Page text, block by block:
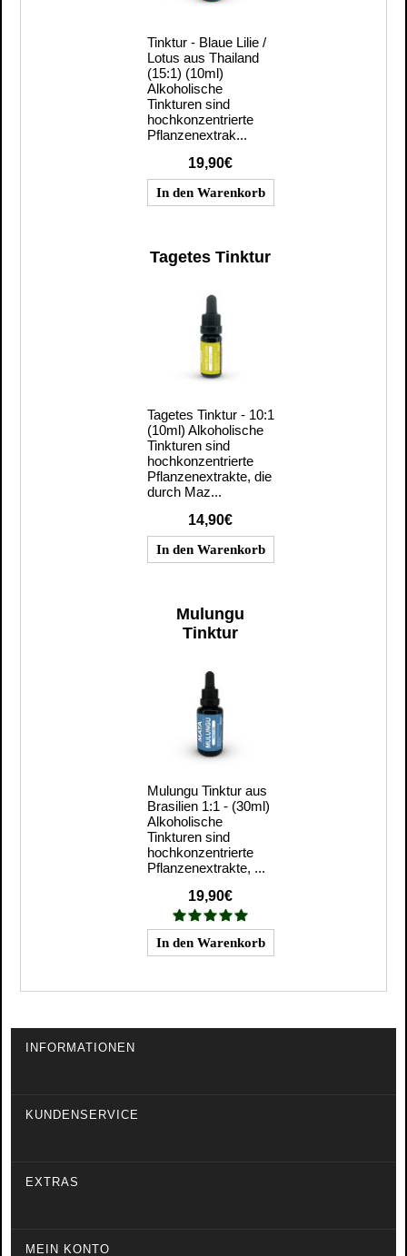
Tinktur - Blaue Lilie /
Lotus aus Thailand
(15:1) (10ml)
Alkoholische
Tinkturen sind
hochkonzentrierte
Pflanzenextrak...
19,90€
Tagetes Tinktur
Tagetes Tinktur - 10:1
(10ml) Alkoholische
Tinkturen sind
hochkonzentrierte
Pflanzenextrakte, die
durch Maz...
14,90€
Mulungu
Tinktur
Mulungu Tinktur aus
Brasilien 1:1 - (30ml)
Alkoholische
Tinkturen sind
hochkonzentrierte
Pflanzenextrakte, ...
19,90€
INFORMATIONEN
KUNDENSERVICE
EXTRAS
MEIN KONTO